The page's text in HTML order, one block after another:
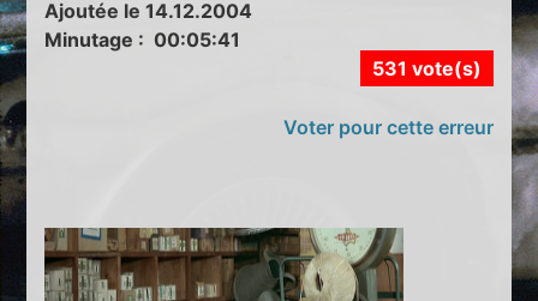
Ajoutée le 14.12.2004
Minutage : 00:05:41
531 vote(s)
Voter pour cette erreur